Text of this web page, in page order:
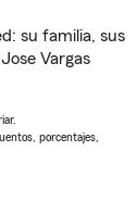
su familia, sus
Vargas
porcentajes,